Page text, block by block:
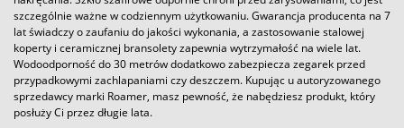
szczególnie ważne w codziennym użytkowaniu. Gwarancja producenta na 7
lat świadczy o zaufaniu do jakości wykonania, a zastosowanie stalowej
koperty i ceramicznej bransolety zapewnia wytrzymałość na wiele lat.
Wodoodporność do 30 metrów dodatkowo zabezpiecza zegarek przed
przypadkowymi zachlapaniami czy deszczem. Kupując u autoryzowanego
sprzedawcy marki Roamer, masz pewność, że nabędziesz produkt, który
posłuży Ci przez długie lata.